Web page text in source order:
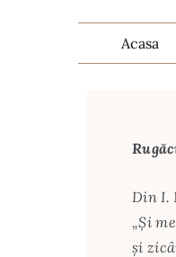
Acasa
Din I.
„Și
și